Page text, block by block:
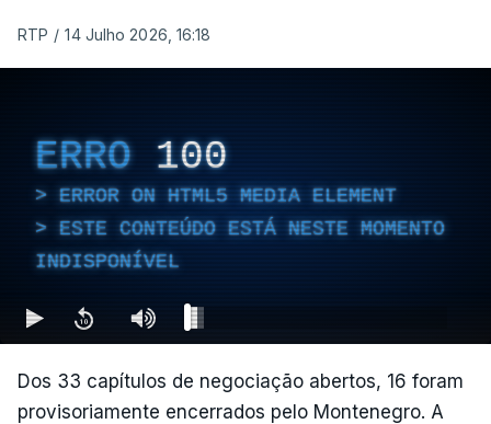
RTP / 14 Julho 2026, 16:18
ERRO 100
ERROR ON HTML5 MEDIA ELEMENT
ESTE CONTEÚDO ESTÁ NESTE MOMENTO
INDISPONÍVEL
Dos 33 capítulos de negociação abertos, 16 foram
provisoriamente encerrados pelo Montenegro. A